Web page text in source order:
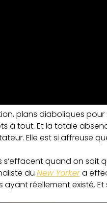
plans diaboliques
à tout. Et la totale
Elle est si affreuse
s’effacent quand on sait
du New Yorkera
ayant réellement existé.